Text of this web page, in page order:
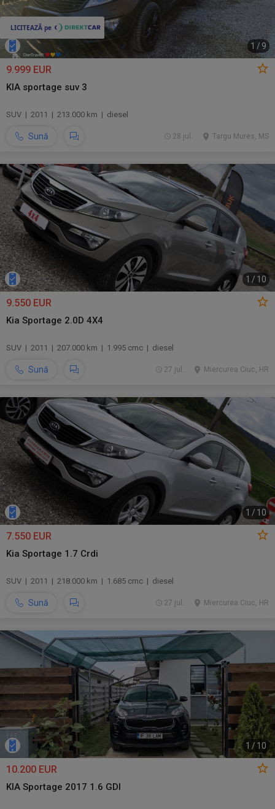
1 /9
9.999 EUR
KIA sportage suv 3
SUV | 2011 | 213.000 km | diesel
Sună Targu Mures, MS
28 jul.
1 / 10
9.550 EUR
Kia Sportage 2.0D 4X4
SUV | 2011 | 207.000 km | 1.995 cmc | diesel
Sună Miercurea Ciuc, HR
27 jul.
1 / 10
7.550 EUR
Kia Sportage 1.7 Crdi
SUV | 2011 | 218.000 km | 1.685 cmc | diesel
Sună Miercurea Ciuc, HR
27 jul.
1 /10
10.200 EUR
KIA Sportage 2017 1.6 GDI